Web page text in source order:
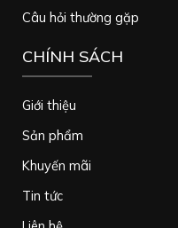
Câu hỏi thường gặp
CHÍNH SÁCH
Giới thiệu
Sản phẩm
Khuyến mãi
Tin tức